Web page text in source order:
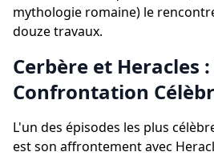
mythologie romaine) le
douze travaux.
Cerbère et Heracles
Confrontation
L'un des épisodes les plus
est son affrontement avec